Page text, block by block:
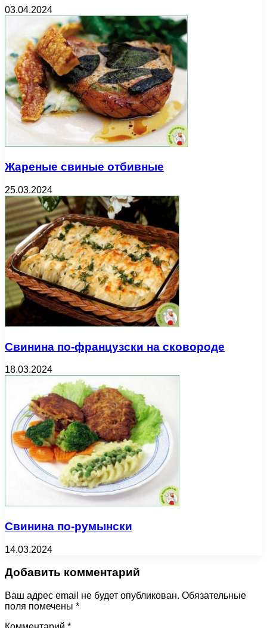
03.04.2024
Жареные свиные отбивные
25.03.2024
Свинина по-французски на сковороде
18.03.2024
Свинина по-румынски
14.03.2024
Добавить комментарий
Ваш адрес email не будет опубликован. Обязательные
поля помечены *